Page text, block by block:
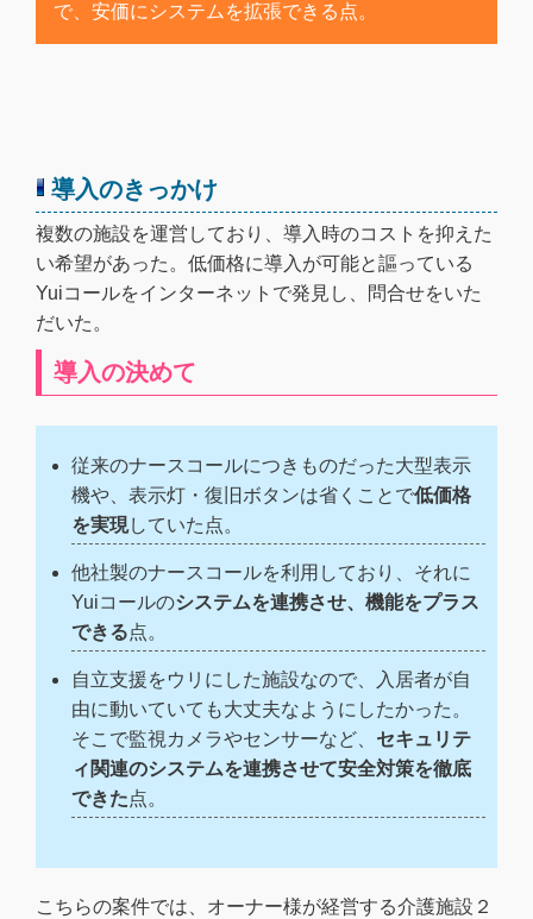
で、安価にシステムを拡張できる点。
導入のきっかけ
複数の施設を運営しており、導入時のコストを抑えた
い希望があった。低価格に導入が可能と謳っている
Yuiコールをインターネットで発見し、問合せをいた
だいた。
導入の決めて
従来のナースコールにつきものだった大型表示
機や、表示灯・復旧ボタンは省くことで低価格
を実現していた点。
他社製のナースコールを利用しており、それに
Yuiコールのシステムを連携させ、機能をプラス
できる点。
自立支援をウリにした施設なので、入居者が自
由に動いていても大丈夫なようにしたかった。
そこで監視カメラやセンサーなど、 セキュリテ
ィ関連のシステムを連携させて安全対策を徹底
できた点。
こちらの案件では、オーナー様が経営する介護施設２